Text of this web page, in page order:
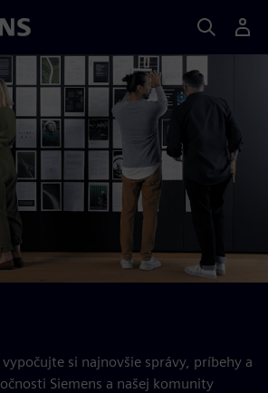
si najnovšie správy, príbehy a
Siemens a našej komunity